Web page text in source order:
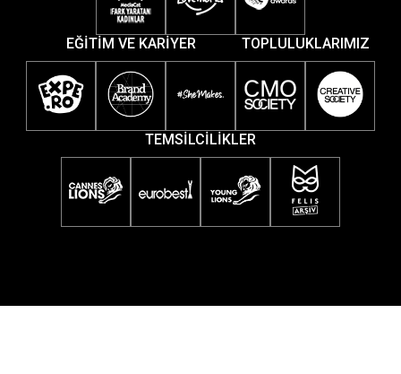
EĞİTİM VE KARİYER TOPLULUKLARIMIZ
TEMSİLCİLİKLER